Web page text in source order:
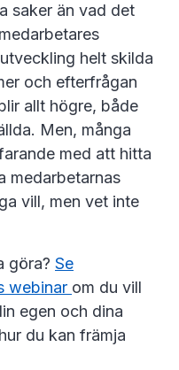
saker än vad det
helt skilda
och efterfrågan
allt högre, både
Men, många
med att hitta
medarbetarnas
vill, men vet inte
göra? Se
webinar om du vill
egen och dina
du kan främja